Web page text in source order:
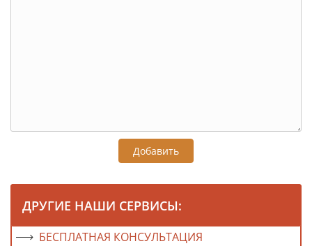
Добавить
ДРУГИЕ НАШИ СЕРВИСЫ:
БЕСПЛАТНАЯ КОНСУЛЬТАЦИЯ